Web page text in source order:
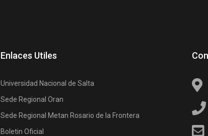
Enlaces Utiles
Universidad Nacional de Salta
Sede Regional Oran
Sede Regional Metan Rosario de la Frontera
Boletin Oficial